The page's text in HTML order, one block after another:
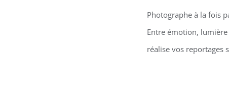
Photographe à la fois
Entre émotion,
réalise vos reportages